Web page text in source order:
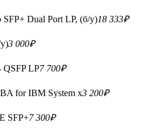
Dual Port LP, (б/у)18 333₽
3 000₽
QSFP LP7 700₽
for IBM System x3 200₽
SFP+7 300₽